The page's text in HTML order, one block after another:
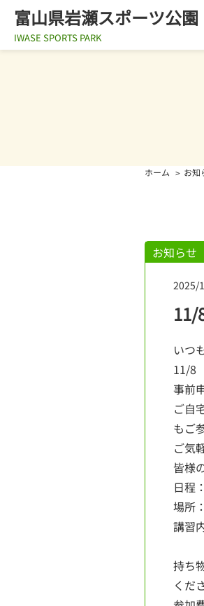
富山県岩瀬スポーツ公園
IWASE SPORTS PARK
ホーム お知
お知らせ
2025/
11/
いつ
11/8
事前
ご自
もご
ご気
皆様
日程
場所
講習
プ
持ち
くだ